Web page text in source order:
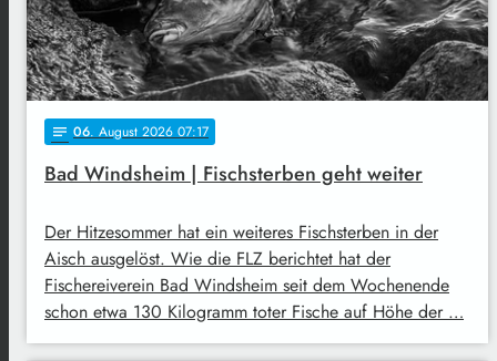
notes 06. August 2026 07:17
Bad Windsheim | Fischsterben geht weiter
Der Hitzesommer hat ein weiteres Fischsterben in der
Aisch ausgelöst. Wie die FLZ berichtet hat der
Fischereiverein Bad Windsheim seit dem Wochenende
schon etwa 130 Kilogramm toter Fische auf Höhe der …